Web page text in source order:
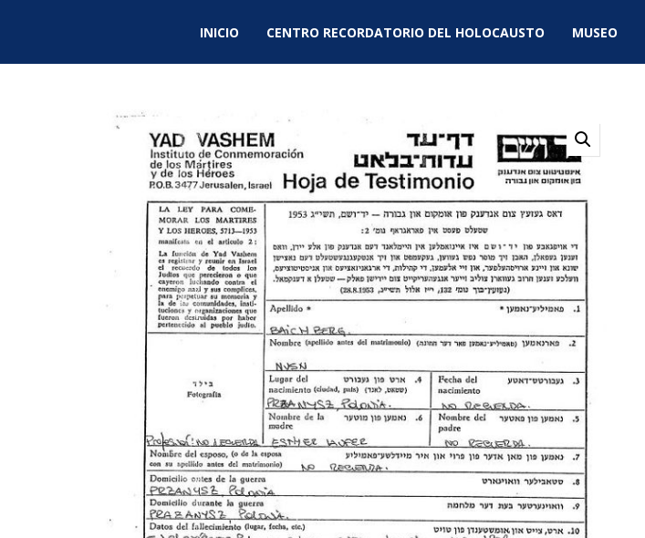
INICIO CENTRO RECORDATORIO DEL HOLOCAUSTO MUSEO